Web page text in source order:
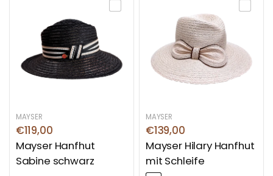
Fascinator können Sie Ihrem Outfit das gewisse
Etwas verleihen.
MAYSER
€119,00
Mayser Hanfhut
Sabine schwarz
MAYSER
€139,00
Mayser Hilary Hanfhut
mit Schleife